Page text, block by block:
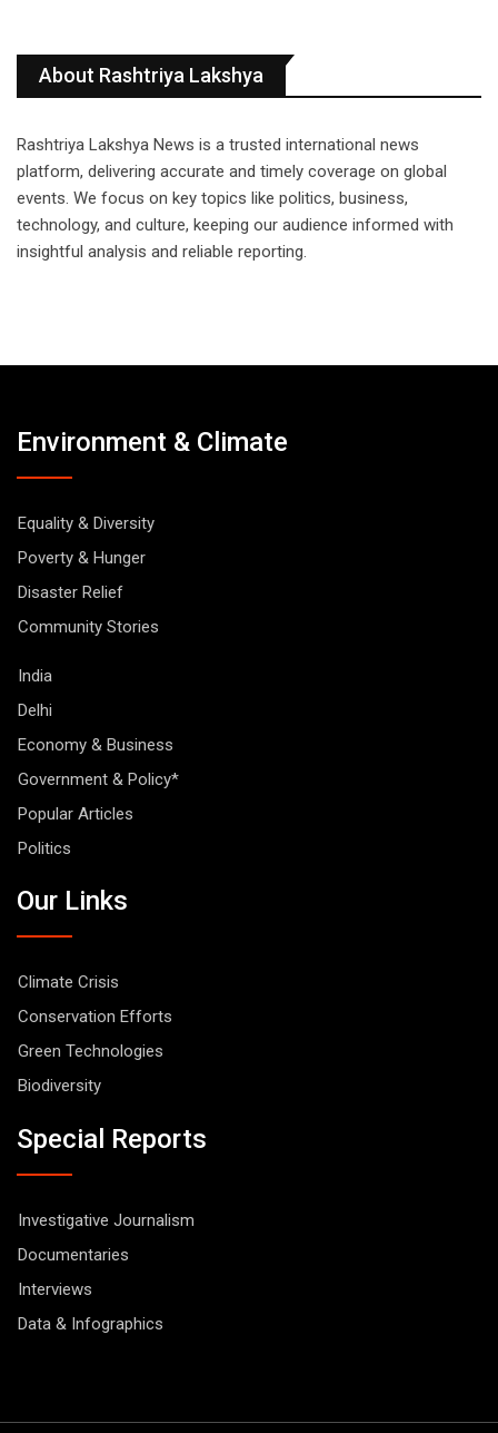
About Rashtriya Lakshya
Rashtriya Lakshya News is a trusted international news
platform, delivering accurate and timely coverage on global
events. We focus on key topics like politics, business,
technology, and culture, keeping our audience informed with
insightful analysis and reliable reporting.
Environment & Climate
Equality & Diversity
Poverty & Hunger
Disaster Relief
Community Stories
India
Delhi
Economy & Business
Government & Policy*
Popular Articles
Politics
Our Links
Climate Crisis
Conservation Efforts
Green Technologies
Biodiversity
Special Reports
Investigative Journalism
Documentaries
Interviews
Data & Infographics